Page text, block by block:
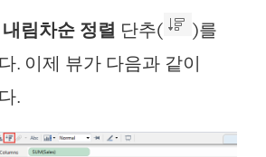
내림차순 정렬 단추(
)를
. 이제 뷰가 다음과 같이
.